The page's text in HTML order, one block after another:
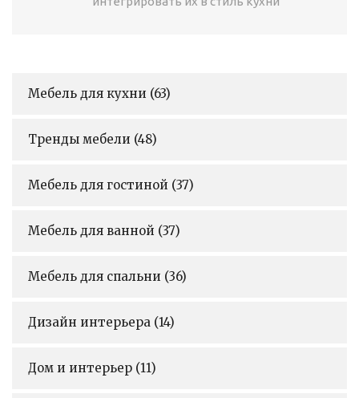
Мебель для кухни (63)
Тренды мебели (48)
Мебель для гостиной (37)
Мебель для ванной (37)
Мебель для спальни (36)
Дизайн интерьера (14)
Дом и интерьер (11)